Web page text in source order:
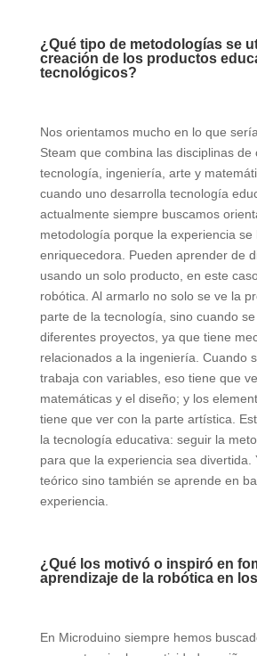
¿Qué tipo de metodologías se
creación de los productos
tecnológicos?
Nos orientamos mucho en lo que
Steam que combina las disciplinas de
tecnología, ingeniería, arte y
cuando uno desarrolla tecnología
actualmente siempre buscamos
metodología porque la experiencia se
enriquecedora. Pueden aprender de
usando un solo producto, en este
robótica. Al armarlo no solo se ve la
parte de la tecnología, sino cuando
diferentes proyectos, ya que tiene
relacionados a la ingeniería. Cuando
trabaja con variables, eso tiene que
matemáticas y el diseño; y los
tiene que ver con la parte artística.
la tecnología educativa: seguir la
para que la experiencia sea divertida.
teórico sino también se aprende en
experiencia.
¿Qué los motivó o inspiró en
aprendizaje de la robótica en
En Microduino siempre hemos